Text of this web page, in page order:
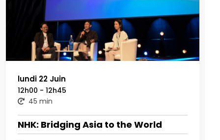
lundi 22 Juin
12h00 - 12h45
45 min
NHK: Bridging Asia to the World